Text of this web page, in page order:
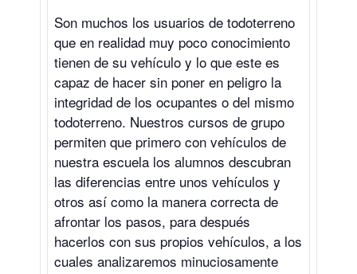
Son muchos los usuarios de todoterreno
que en realidad muy poco conocimiento
tienen de su vehículo y lo que este es
capaz de hacer sin poner en peligro la
integridad de los ocupantes o del mismo
todoterreno. Nuestros cursos de grupo
permiten que primero con vehículos de
nuestra escuela los alumnos descubran
las diferencias entre unos vehículos y
otros así como la manera correcta de
afrontar los pasos, para después
hacerlos con sus propios vehículos, a los
cuales analizaremos minuciosamente